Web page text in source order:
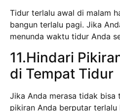
Tidur terlalu awal di malam
bangun terlalu pagi. Jika
menunda waktu tidur Anda
11.Hindari
di Tempat Tidur
Jika Anda merasa tidak bisa
pikiran Anda berputar